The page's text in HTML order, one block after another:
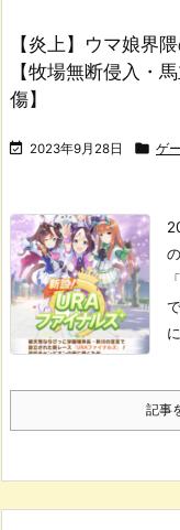
【炎上】ウマ娘界
【牧場無断侵入・
傷】
 2023年9月28日  ゲ
記事